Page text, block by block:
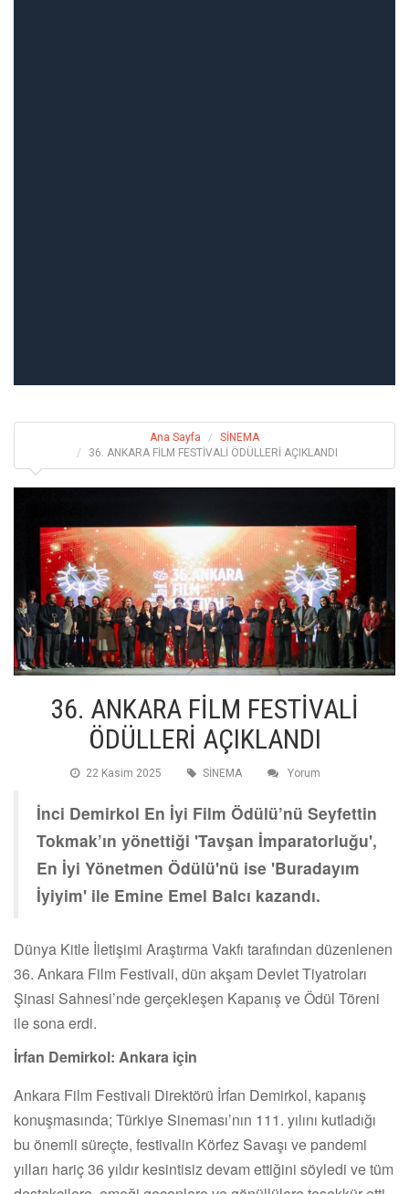
Ana Sayfa
SİNEMA
36. ANKARA FİLM FESTİVALİ ÖDÜLLERİ AÇIKLANDI
36. ANKARA FİLM FESTİVALİ
ÖDÜLLERİ AÇIKLANDI
22 Kasim 2025 SİNEMA Yorum
İnci Demirkol En İyi Film Ödülü’nü Seyfettin
Tokmak’ın yönettiği 'Tavşan İmparatorluğu',
En İyi Yönetmen Ödülü'nü ise 'Buradayım
İyiyim' ile Emine Emel Balcı kazandı.
Dünya Kitle İletişimi Araştırma Vakfı tarafından düzenlenen
36. Ankara Film Festivali, dün akşam Devlet Tiyatroları
Şinasi Sahnesi’nde gerçekleşen Kapanış ve Ödül Töreni
ile sona erdi.
İrfan Demirkol: Ankara için
Ankara Film Festivali Direktörü İrfan Demirkol, kapanış
konuşmasında; Türkiye Sineması’nın 111. yılını kutladığı
bu önemli süreçte, festivalin Körfez Savaşı ve pandemi
yılları hariç 36 yıldır kesintisiz devam ettiğini söyledi ve tüm